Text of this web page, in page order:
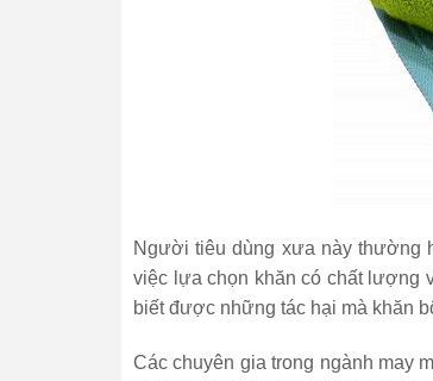
Người tiêu dùng xưa này thường
việc lựa chọn khăn có chất lượng
biết được những tác hại mà khăn
Các chuyên gia trong ngành may